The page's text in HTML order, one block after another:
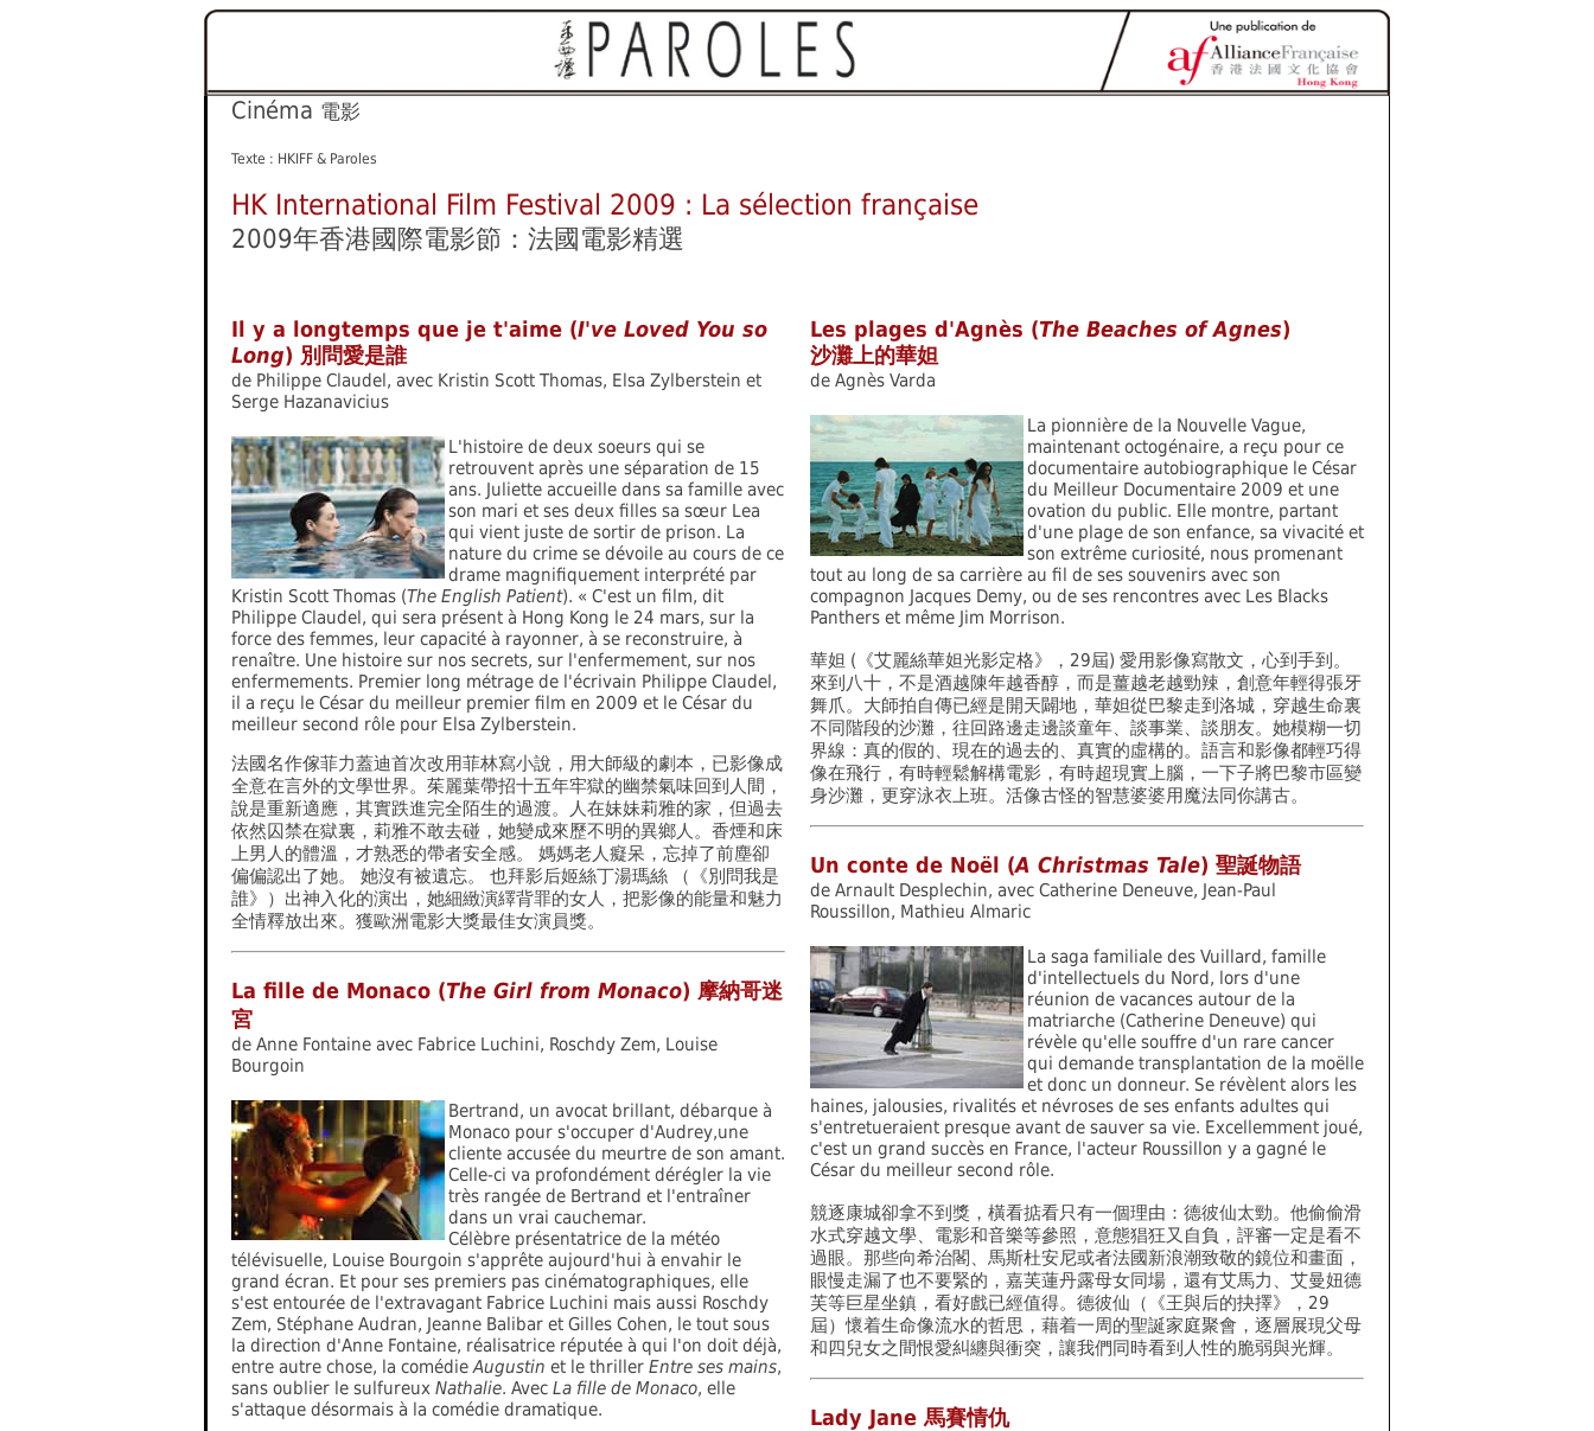
Cinéma 電影
Texte : HKIFF & Paroles
HK International Film Festival 2009 : La sélection française
2009年香港國際電影節：法國電影精選
Il y a longtemps que je t'aime (I've Loved You so
Long) 別問愛是誰
de Philippe Claudel, avec Kristin Scott Thomas, Elsa Zylberstein et
Serge Hazanavicius
L'histoire de deux soeurs qui se
retrouvent après une séparation de 15
ans. Juliette accueille dans sa famille avec
son mari et ses deux filles sa sœur Lea
qui vient juste de sortir de prison. La
nature du crime se dévoile au cours de ce
drame magnifiquement interprété par
Kristin Scott Thomas (The English Patient). « C'est un film, dit
Philippe Claudel, qui sera présent à Hong Kong le 24 mars, sur la
force des femmes, leur capacité à rayonner, à se reconstruire, à
renaître. Une histoire sur nos secrets, sur l'enfermement, sur nos
enfermements. Premier long métrage de l'écrivain Philippe Claudel,
il a reçu le César du meilleur premier film en 2009 et le César du
meilleur second rôle pour Elsa Zylberstein.
法國名作傢菲力蓋迪首次改用菲林寫小說，用大師級的劇本，已影像成
全意在言外的文學世界。茱麗葉帶招十五年牢獄的幽禁氣味回到人間，
說是重新適應，其實跌進完全陌生的過渡。人在妹妹莉雅的家，但過去
依然囚禁在獄裏，莉雅不敢去碰，她變成來歷不明的異鄉人。香煙和床
上男人的體溫，才熟悉的帶者安全感。 媽媽老人癡呆，忘掉了前塵卻
偏偏認出了她。 她沒有被遺忘。 也拜影后姬絲丁湯瑪絲 （《別問我是
誰》）出神入化的演出，她細緻演繹背罪的女人，把影像的能量和魅力
全情釋放出來。獲歐洲電影大獎最佳女演員獎。
La fille de Monaco (The Girl from Monaco) 摩納哥迷
宮
de Anne Fontaine avec Fabrice Luchini, Roschdy Zem, Louise
Bourgoin
Bertrand, un avocat brillant, débarque à
Monaco pour s'occuper d'Audrey,une
cliente accusée du meurtre de son amant.
Celle-ci va profondément dérégler la vie
très rangée de Bertrand et l'entraîner
dans un vrai cauchemar.
Célèbre présentatrice de la météo
télévisuelle, Louise Bourgoin s'apprête aujourd'hui à envahir le
grand écran. Et pour ses premiers pas cinématographiques, elle
s'est entourée de l'extravagant Fabrice Luchini mais aussi Roschdy
Zem, Stéphane Audran, Jeanne Balibar et Gilles Cohen, le tout sous
la direction d'Anne Fontaine, réalisatrice réputée à qui l'on doit déjà,
entre autre chose, la comédieAugustin et le thriller Entre ses mains,
sans oublier le sulfureux Nathalie. Avec La fille de Monaco, elle
s'attaque désormais à la comédie dramatique.
Les plages d'Agnès (The Beaches of Agnes)
沙灘上的華妲
de Agnès Varda
La pionnière de la Nouvelle Vague,
maintenant octogénaire, a reçu pour ce
documentaire autobiographique le César
du Meilleur Documentaire 2009 et une
ovation du public. Elle montre, partant
d'une plage de son enfance, sa vivacité et
son extrême curiosité, nous promenant
tout au long de sa carrière au fil de ses souvenirs avec son
compagnon Jacques Demy, ou de ses rencontres avec Les Blacks
Panthers et même Jim Morrison.
華妲 (《艾麗絲華妲光影定格》，29屆) 愛用影像寫散文，心到手到。
來到八十，不是酒越陳年越香醇，而是薑越老越勁辣，創意年輕得張牙
舞爪。大師拍自傳已經是開天闢地，華妲從巴黎走到洛城，穿越生命裏
不同階段的沙灘，往回路邊走邊談童年、談事業、談朋友。她模糊一切
界線：真的假的、現在的過去的、真實的虛構的。語言和影像都輕巧得
像在飛行，有時輕鬆解構電影，有時超現實上腦，一下子將巴黎市區變
身沙灘，更穿泳衣上班。活像古怪的智慧婆婆用魔法同你講古。
Un conte de Noël (A Christmas Tale) 聖誕物語
de Arnault Desplechin, avec Catherine Deneuve, Jean-Paul
Roussillon, Mathieu Almaric
La saga familiale des Vuillard, famille
d'intellectuels du Nord, lors d'une
réunion de vacances autour de la
matriarche (Catherine Deneuve) qui
révèle qu'elle souffre d'un rare cancer
qui demande transplantation de la moëlle
et donc un donneur. Se révèlent alors les
haines, jalousies, rivalités et névroses de ses enfants adultes qui
s'entretueraient presque avant de sauver sa vie. Excellemment joué,
c'est un grand succès en France, l'acteur Roussillon y a gagné le
César du meilleur second rôle.
競逐康城卻拿不到獎，橫看掂看只有一個理由：德彼仙太勁。他偷偷滑
水式穿越文學、電影和音樂等參照，意態猖狂又自負，評審一定是看不
過眼。那些向希治閣、馬斯杜安尼或者法國新浪潮致敬的鏡位和畫面，
眼慢走漏了也不要緊的，嘉芙蓮丹露母女同場，還有艾馬力、艾曼妞德
芙等巨星坐鎮，看好戲已經值得。德彼仙（《王與后的抉擇》，29
屆）懷着生命像流水的哲思，藉着一周的聖誕家庭聚會，逐層展現父母
和四兒女之間恨愛糾纏與衝突，讓我們同時看到人性的脆弱與光輝。
Lady Jane 馬賽情仇